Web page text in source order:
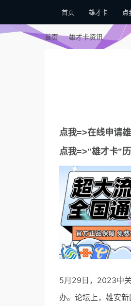
首页 雄才卡 点
首页 雄才卡资讯
点我=>在线申请
点我=>"雄才卡"
5月29日，2023中
办。论坛上，雄安